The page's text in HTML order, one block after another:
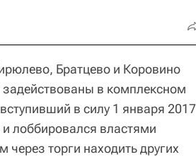
Братцево и Коровино
в комплексном
в силу 1 января 2017
лоббировался властями
торги находить других